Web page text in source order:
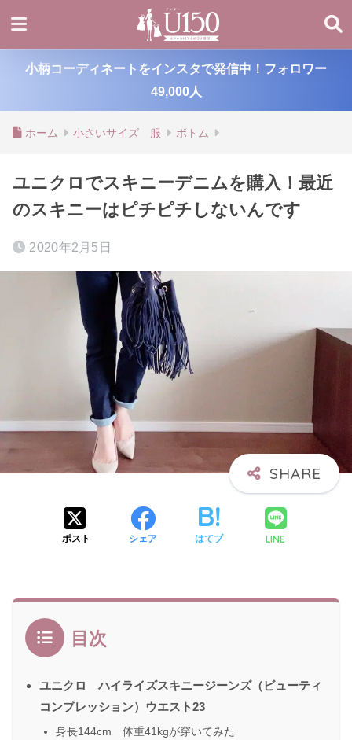
小柄コーディネートをインスタで発信中！フォロワー
49,000人
ホーム 小さいサイズ 服 ボトム
ユニクロでスキニーデニムを購入！最近
のスキニーはピチピチしないんです
2020年2月5日
ポスト シェア はてブ LINE
目次
ユニクロ ハイライズスキニージーンズ（ビューティ
コンプレッション）ウエスト23
身長144cm 体重41kgが穿いてみた